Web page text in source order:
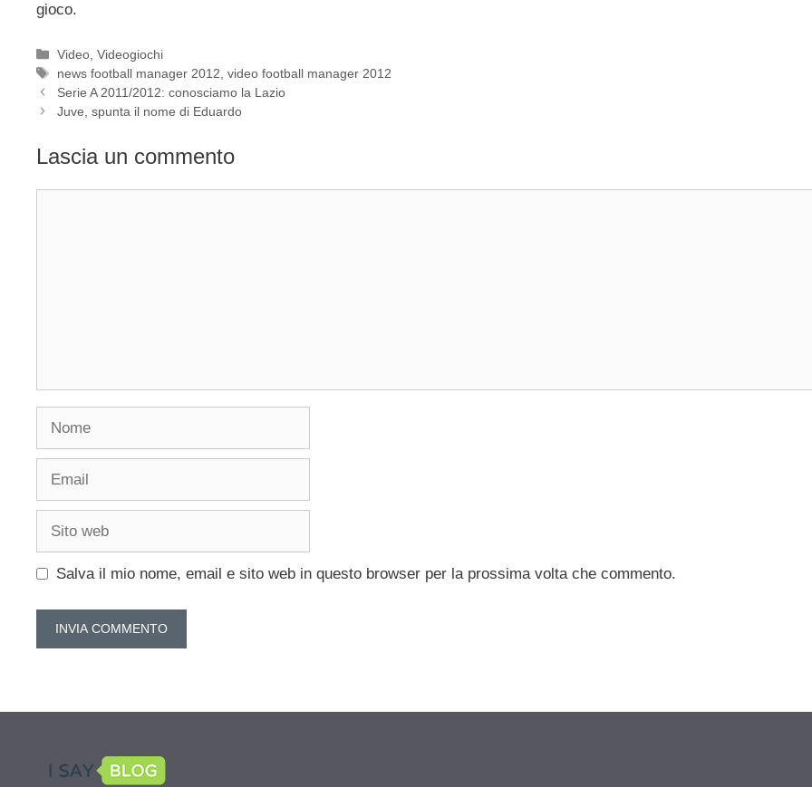
gioco.
Categorie
Video ,Videogiochi
Tag
news football manager 2012 ,video football manager 2012
Serie A 2011/2012: conosciamo la Lazio
Juve, spunta il nome di Eduardo
Lascia un commento
Nome
Email
Sito
Salva il mio nome, email e sito web in questo browser per la prossima volta che commento.